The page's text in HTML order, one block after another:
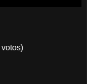
votos)